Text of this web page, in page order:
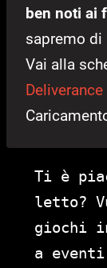
ben noti ai
sapremo di
Vai alla
Deliverance
Ti è
letto?
giochi
a